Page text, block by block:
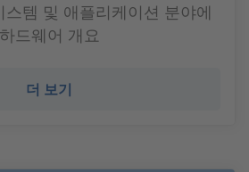
스템 및 애플리케이션 분야에
드웨어 개요
더 보기